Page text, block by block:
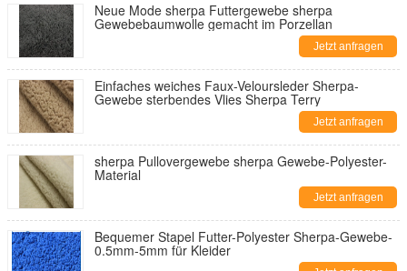
Neue Mode sherpa Futtergewebe sherpa
Gewebebaumwolle gemacht im Porzellan
Jetzt anfragen
Einfaches weiches Faux-Veloursleder Sherpa-
Gewebe sterbendes Vlies Sherpa Terry
Jetzt anfragen
sherpa Pullovergewebe sherpa Gewebe-Polyester-
Material
Jetzt anfragen
Bequemer Stapel Futter-Polyester Sherpa-Gewebe-
0.5mm-5mm für Kleider